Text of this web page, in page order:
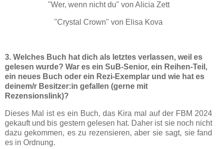
"Wer, wenn nicht du" von Alicia Zett
"Crystal Crown" von Elisa Kova
3. Welches Buch hat dich als letztes verlassen, weil es
gelesen wurde? War es ein SuB-Senior, ein Reihen-Teil,
ein neues Buch oder ein Rezi-Exemplar und wie hat es
deinem/r Besitzer:in gefallen (gerne mit
Rezensionslink)?
Dieses Mal ist es ein Buch, das Kira mal auf der FBM 2024
gekauft und bis gestern gelesen hat. Daher ist sie noch nicht
dazu gekommen, es zu rezensieren, aber sie sagt, sie fand
es in Ordnung.